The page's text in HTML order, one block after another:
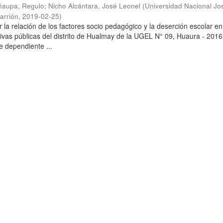
Regulo; Nicho Alcántara, José Leonel (Universidad Nacional
,2019-02-25)
la relación de los factores socio pedagógico y la deserción escolar
públicas del distrito de Hualmay de la UGEL N° 09, Huaura - 2016
dependiente ...